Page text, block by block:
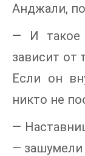
Анджали,
— И такое
зависит от
Если он
никто не
—
—